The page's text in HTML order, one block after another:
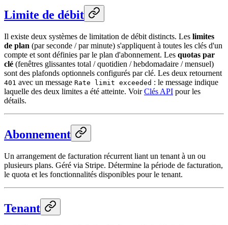
Limite de débit
Il existe deux systèmes de limitation de débit distincts. Les limites
de plan (par seconde / par minute) s'appliquent à toutes les clés d'un
compte et sont définies par le plan d'abonnement. Les quotas par
clé (fenêtres glissantes total / quotidien / hebdomadaire / mensuel)
sont des plafonds optionnels configurés par clé. Les deux retournent
401 avec un message Rate limit exceeded : le message indique
laquelle des deux limites a été atteinte. VoirClés API pour les
détails.
Abonnement
Un arrangement de facturation récurrent liant un tenant à un ou
plusieurs plans. Géré via Stripe. Détermine la période de facturation,
le quota et les fonctionnalités disponibles pour le tenant.
Tenant